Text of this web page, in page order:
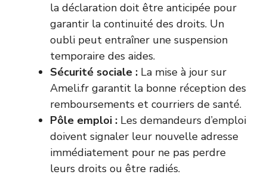
la déclaration doit être anticipée pour
garantir la continuité des droits. Un
oubli peut entraîner une suspension
temporaire des aides.
Sécurité sociale : La mise à jour sur
Ameli.fr garantit la bonne réception des
remboursements et courriers de santé.
Pôle emploi : Les demandeurs d’emploi
doivent signaler leur nouvelle adresse
immédiatement pour ne pas perdre
leurs droits ou être radiés.